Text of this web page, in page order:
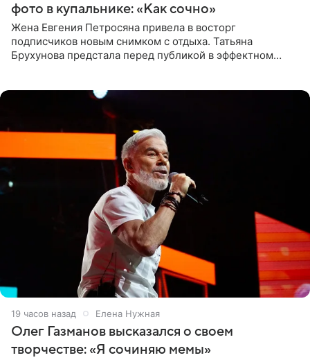
фото в купальнике: «Как сочно»
Жена Евгения Петросяна привела в восторг
подписчиков новым снимком с отдыха. Татьяна
Брухунова предстала перед публикой в эффектном
19 часов назад Елена Нужная
Олег Газманов высказался о своем
творчестве: «Я сочиняю мемы»